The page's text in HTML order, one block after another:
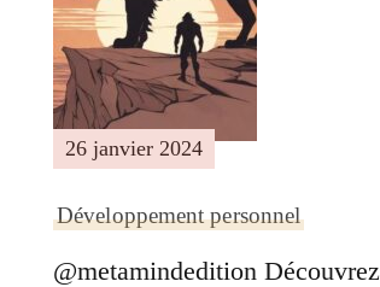
26 janvier 2024
Développement personnel
@metamindedition Découvrez